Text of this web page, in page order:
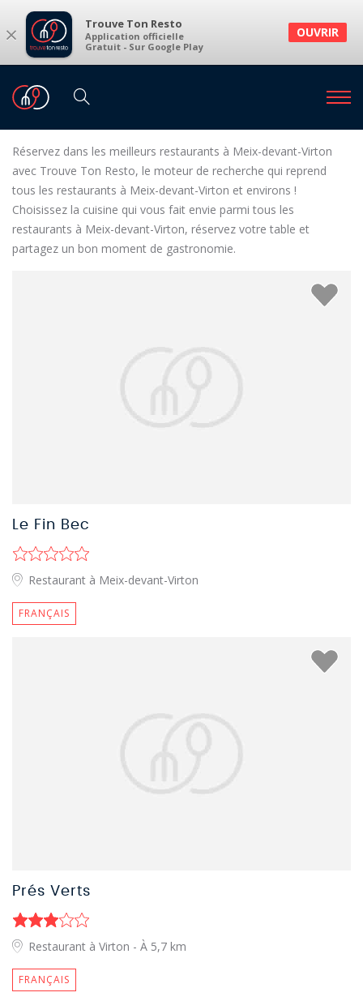
× Trouve Ton Resto
Application officielle
Gratuit - Sur Google Play
OUVRIR
Restaurants
Restaurants à Meix-devant-Virton et environs
Réservez dans les meilleurs restaurants à Meix-devant-Virton
avec Trouve Ton Resto, le moteur de recherche qui reprend
tous les restaurants à Meix-devant-Virton et environs !
Choisissez la cuisine qui vous fait envie parmi tous les
restaurants à Meix-devant-Virton, réservez votre table et
partagez un bon moment de gastronomie.
Le Fin Bec
Restaurant à Meix-devant-Virton
FRANÇAIS
Prés Verts
Restaurant à Virton - À 5,7 km
FRANÇAIS